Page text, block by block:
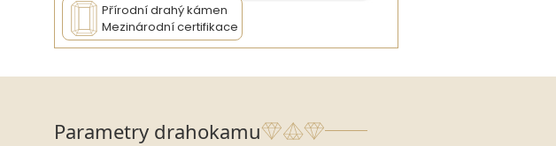
Přírodní drahý kámen
Mezinárodní certifikace
Parametry drahokamu